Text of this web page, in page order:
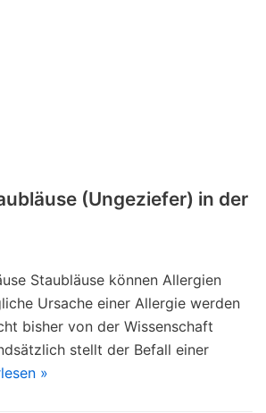
(Ungeziefer) in der
Staubläuse können Allergien
Ursache einer Allergie werden
bisher von der Wissenschaft
stellt der Befall einer
»